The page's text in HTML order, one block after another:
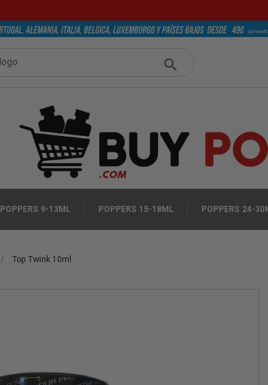
POPPERS 9-13ML POPPERS 15-18ML POPPERS 24-
Top Twink 10ml